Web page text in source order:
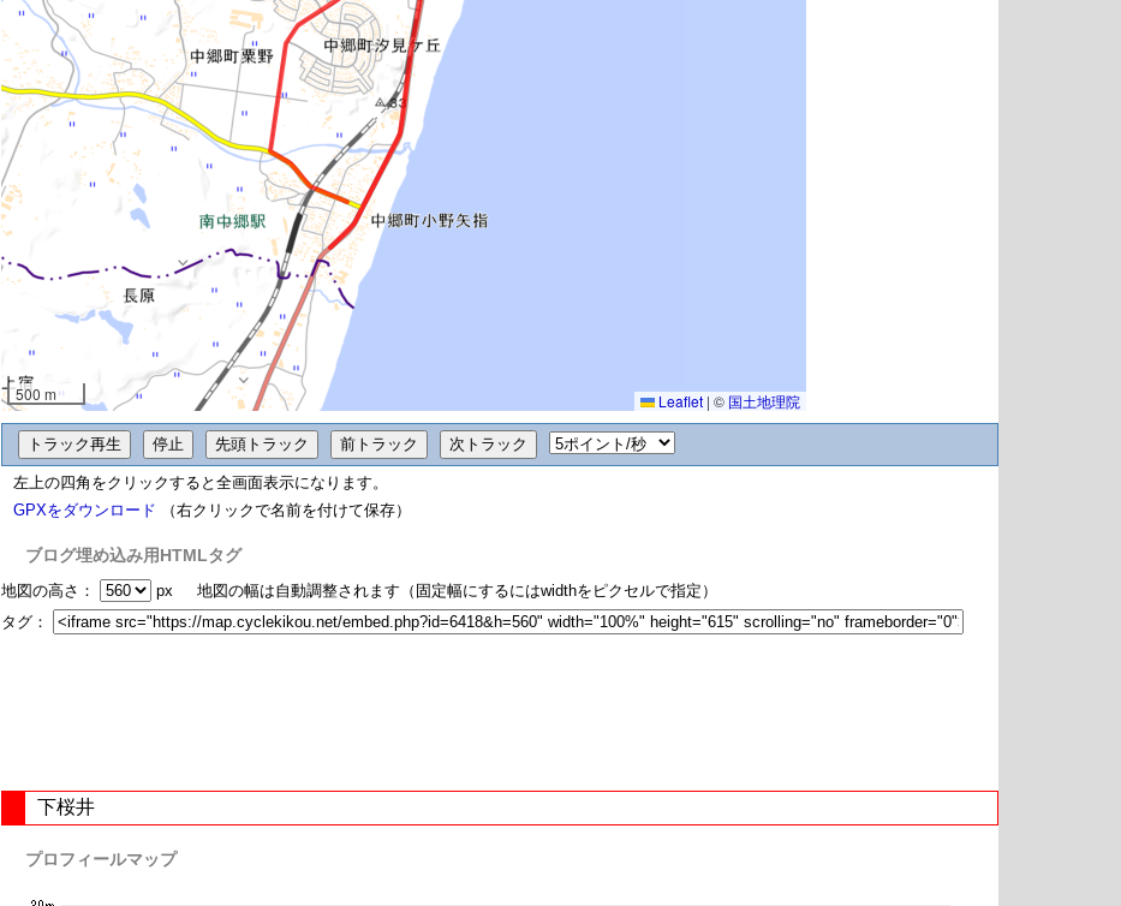
500 m Leaflet | © 国土地理院
左上の四角をクリックすると全画面表示になります。
GPXをダウンロード （右クリックで名前を付けて保存）
ブログ埋め込み用HTMLタグ
地図の高さ：
px 地図の幅は自動調整されます（固定幅にするにはwidthをピクセルで指定）
タグ：
下桜井
プロフィールマップ